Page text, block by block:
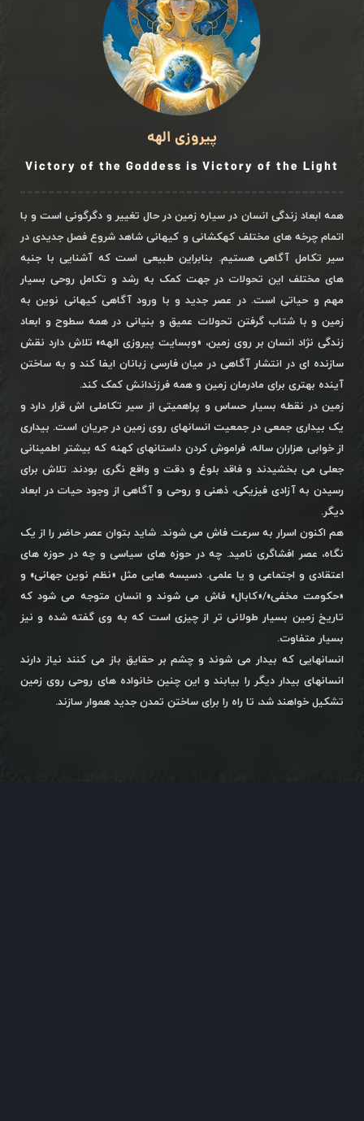
پیروزی الهه
Victory of the Goddess is Victory of the Light
همه ابعاد زندگی انسان در سیاره زمین در حال تغییر و دگرگونی است و با
اتمام چرخه های مختلف کهکشانی و کیهانی شاهد شروع فصل جدیدی در
سیر تکامل آگاهی هستیم. بنابراین طبیعی است که آشنایی با جنبه
های مختلف این تحولات در جهت کمک به رشد و تکامل روحی بسیار
مهم و حیاتی است. در عصر جدید و با ورود آگاهی کیهانی نوین به
زمین و با شتاب گرفتن تحولات عمیق و بنیانی در همه سطوح و ابعاد
زندگی نژاد انسان بر روی زمین، «وبسایت پیروزی الهه» تلاش دارد نقش
سازنده ای در انتشار آگاهی در میان فارسی زبانان ایفا کند و به ساختن
آینده بهتری برای مادرمان زمین و همه فرزندانش کمک کند.
زمین در نقطه بسیار حساس و پراهمیتی از سیر تکاملی اش قرار دارد و
یک بیداری جمعی در جمعیت انسانهای روی زمین در جریان است. بیداری
از خوابی هزاران ساله، فراموش کردن داستانهای کهنه که بیشتر اطمینانی
جعلی می بخشیدند و فاقد بلوغ و دقت و واقع نگری بودند. تلاش برای
رسیدن به آزادی فیزیکی، ذهنی و روحی و آگاهی از وجود حیات در ابعاد
دیگر.
هم اکنون اسرار به سرعت فاش می شوند. شاید بتوان عصر حاضر را از یک
نگاه، عصر افشاگری نامید. چه در حوزه های سیاسی و چه در حوزه های
اعتقادی و اجتماعی و یا علمی. دسیسه هایی مثل «نظم نوین جهانی» و
«حکومت مخفی»/«کابال» فاش می شوند و انسان متوجه می شود که
تاریخ زمین بسیار طولانی تر از چیزی است که به وی گفته شده و نیز
بسیار متفاوت.
انسانهایی که بیدار می شوند و چشم بر حقایق باز می کنند نیاز دارند
انسانهای بیدار دیگر را بیابند و این چنین خانواده های روحی روی زمین
تشکیل خواهند شد، تا راه را برای ساختن تمدن جدید هموار سازند.